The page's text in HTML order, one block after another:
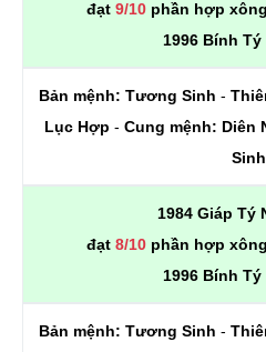
đạt 9/10phần hợp
1996 Bính Tý
Bản mệnh: Tương Sinh -
Lục Hợp - Cung mệnh: Diên
Sinh
1984 Giáp Tý
đạt 8/10phần hợp
1996 Bính Tý
Bản mệnh: Tương Sinh -